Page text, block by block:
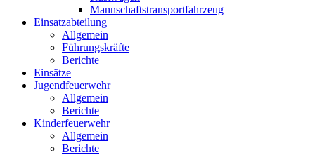
Mannschafts­transportfahrzeug
Einsatz­abteilung
Allgemein
Führungs­kräfte
Berichte
Einsätze
Jugend­feuerwehr
Allgemein
Berichte
Kinder­feuerwehr
Allgemein
Berichte